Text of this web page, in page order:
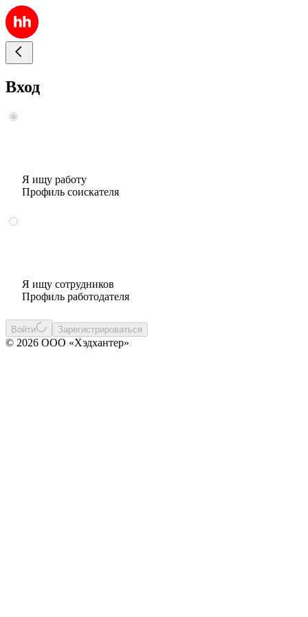
Вход
Я ищу работу
Профиль соискателя
Я ищу сотрудников
Профиль работодателя
Войти Зарегистрироваться
© 2026 ООО «Хэдхантер»